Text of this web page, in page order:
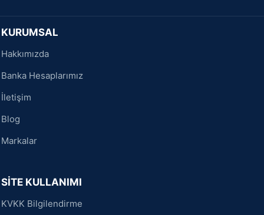
KURUMSAL
Hakkımızda
Banka Hesaplarımız
İletişim
Blog
Markalar
SİTE KULLANIMI
KVKK Bilgilendirme